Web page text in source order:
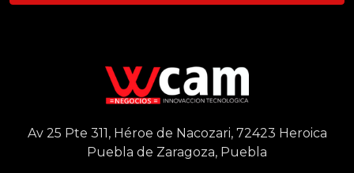
Av 25 Pte 311, Héroe de Nacozari, 72423 Heroica
Puebla de Zaragoza, Puebla